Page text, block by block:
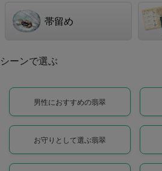
帯留め
シーンで選ぶ
男性におすすめの翡翠
お守りとして選ぶ翡翠